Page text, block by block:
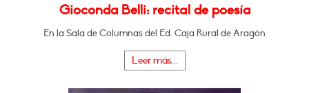
Gioconda Belli: recital de poesía
En la Sala de Columnas del Ed. Caja Rural de Aragón
Leer más...